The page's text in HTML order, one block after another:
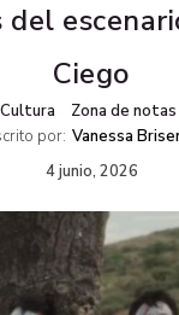
Ciego
Cultura
Zona de notas
por: Vanessa
4 junio, 2026